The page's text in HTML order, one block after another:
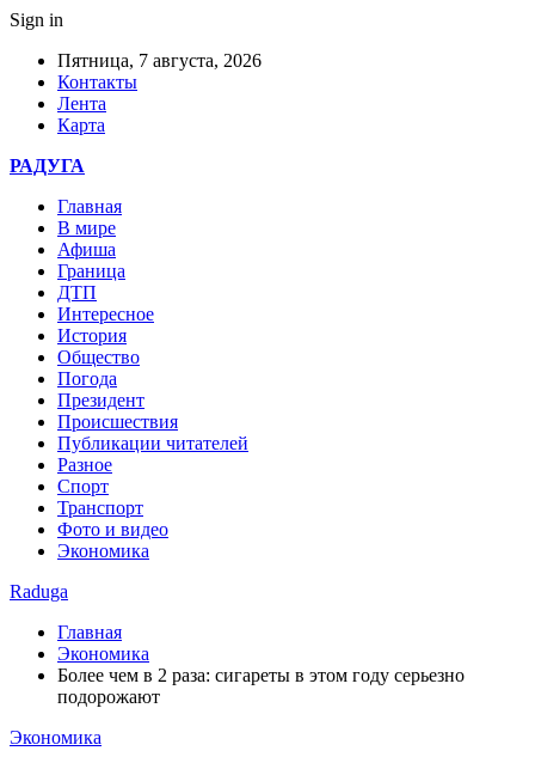
Sign in
Пятница, 7 августа, 2026
Контакты
Лента
Карта
РАДУГА
Главная
В мире
Афиша
Граница
ДТП
Интересное
История
Общество
Погода
Президент
Происшествия
Публикации читателей
Разное
Спорт
Транспорт
Фото и видео
Экономика
Raduga
Главная
Экономика
Более чем в 2 раза: сигареты в этом году серьезно
подорожают
Экономика